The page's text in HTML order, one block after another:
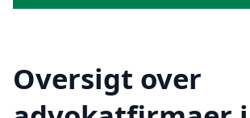
Oversigt over